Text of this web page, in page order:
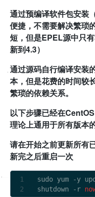
通过预编译软件包安装
便捷，不需要解决繁琐
短，但是EPEL源中只
新到4.3）
通过源码自行编译安装
本，但是花费的时间较
繁琐的依赖关系。
以下步骤已经在
理论上通用于所有版本
请在开始之前更新所有
新完之后重启一次
sudo yum -y
shutdown
- r